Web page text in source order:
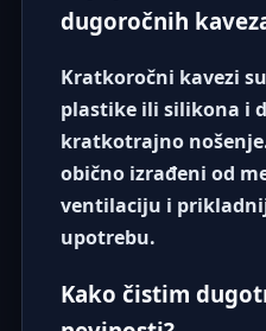
dugoročnih
Kratkoročni kavezi
plastike ili silikona i
kratkotrajno
obično izrađeni od
ventilaciju i
upotrebu.
Kako čistim